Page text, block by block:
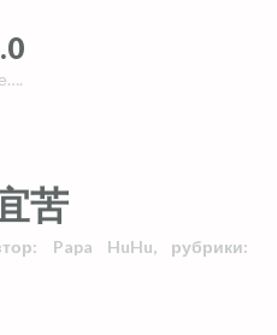
苦
Papa HuHu,рубрики: